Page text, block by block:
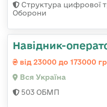
Структура цифрової
Оборони
Навідник-
від 23000 до 173000
Вся Україна
503 ОБМП